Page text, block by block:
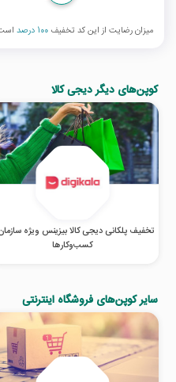
میزان رضایت از این کد تخفیف 100 درصد
کوپن‌های دیگر دیجی کالا
تخفیف پلکانی دیجی کالا بیزینس ویژه
کسب‌‌وکارها
سایر کوپن‌های فروشگاه اینترنتی